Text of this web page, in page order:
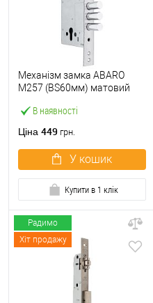
В наявності
Механізм замка ABARO
M257 (BS60мм) матовий
Ціна 449 грн.
У кошик
Купити в 1 клік
Радимо
Хіт продажу